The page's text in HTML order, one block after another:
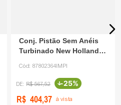
Conj. Pistão Sem Anéis
Turbinado New Holland
Cód: 87802364IMPI
R$ 567,52 -25%
R$ 404,37 à vista